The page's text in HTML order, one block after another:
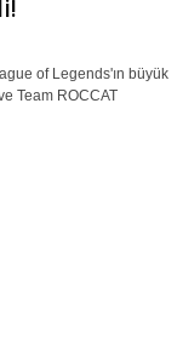
of Legends'ın büyük
Team ROCCAT